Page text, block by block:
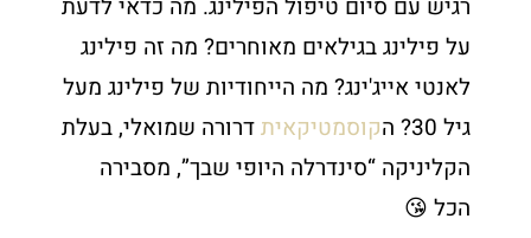
רגיש עם סיום טיפול הפילינג. מה כדאי לדעת
על פילינג בגילאים מאוחרים? מה זה פילינג
לאנטי אייג'ינג? מה הייחודיות של פילינג מעל
גיל 30? ה
קוסמטיקאיתדרורה שמואלי, בעלת
הקליניקה “סינדרלה היופי שבך”, מסבירה
הכל 😘